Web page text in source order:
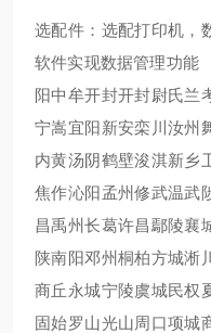
选配件：选配打印机，
软件实现数据管理功能
阳中牟开封开封尉氏兰
宁嵩宜阳新安栾川汝州
内黄汤阴鹤壁浚淇新乡
焦作沁阳孟州修武温武
昌禹州长葛许昌鄢陵襄
陕南阳邓州桐柏方城淅
商丘永城宁陵虞城民权
固始罗山光山周口项城